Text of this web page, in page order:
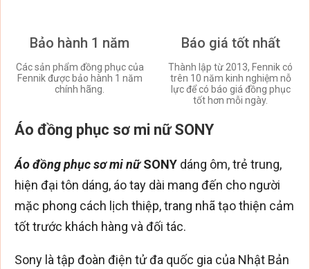
Bảo hành 1 năm
Các sản phẩm đồng phục của
Fennik được bảo hành 1 năm
chính hãng.
Báo giá tốt nhất
Thành lập từ 2013, Fennik có
trên 10 năm kinh nghiệm nỗ
lực để có báo giá đồng phục
tốt hơn mỗi ngày.
Áo đồng phục sơ mi nữ SONY
Áo đồng phục sơ mi nữSONY dáng ôm, trẻ trung,
hiện đại tôn dáng, áo tay dài mang đến cho người
mặc phong cách lịch thiệp, trang nhã tạo thiện cảm
tốt trước khách hàng và đối tác.
Sony là tập đoàn điện tử đa quốc gia của Nhật Bản